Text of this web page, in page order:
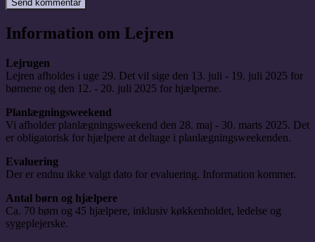
Information om Lejren
Lejrugen
Lejren afholdes i uge 29. Det vil sige den 13. juli - 19. juli 2025 for
børnene og den 12. - 20. juli 2025 for hjælperne.
Planlægningsweekend
Vi afholder planlægningsweekend den 28. maj - 30. marts 2025. Det
er obligatorisk for hjælpere at deltage i planlægningsweekenden.
Evaluering
Der er endnu ikke valgt dato for evaluering. Information kommer.
Antal børn og hjælpere
Ca. 70 børn og 45 hjælpere, inklusiv køkkenholdet, ledelse og
sygeplejerske.